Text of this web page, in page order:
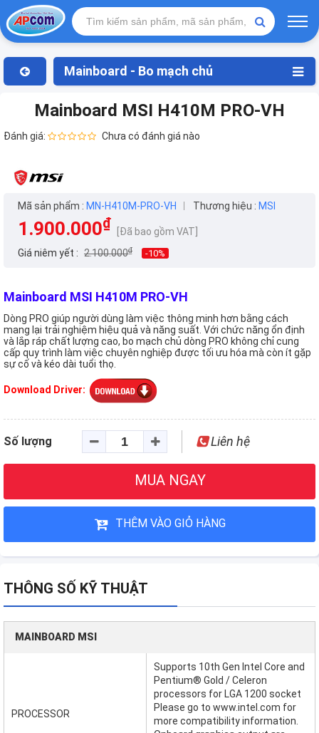
Mainboard - Bo mạch chủ
Mainboard MSI H410M PRO-VH
Đánh giá: Chưa có đánh giá nào
Mã sản phẩm : MN-H410M-PRO-VH Thương hiệu : MSI
1.900.000₫
[Đã bao gồm VAT]
Giá niêm yết : 2.100.000₫ -10%
Mainboard MSI H410M PRO-VH
Dòng PRO giúp người dùng làm việc thông minh hơn bằng cách
mang lại trải nghiệm hiệu quả và năng suất. Với chức năng ổn định
và lắp ráp chất lượng cao, bo mạch chủ dòng PRO không chỉ cung
cấp quy trình làm việc chuyên nghiệp được tối ưu hóa mà còn ít gặp
sự cố và kéo dài tuổi thọ.
Download Driver:
Số lượng Liên hệ
MUA NGAY
THÊM VÀO GIỎ HÀNG
THÔNG SỐ KỸ THUẬT
MAINBOARD MSI
PROCESSOR
Supports 10th Gen Intel Core and
Pentium® Gold / Celeron
processors for LGA 1200 socket
Please go to www.intel.com for
more compatibility information.